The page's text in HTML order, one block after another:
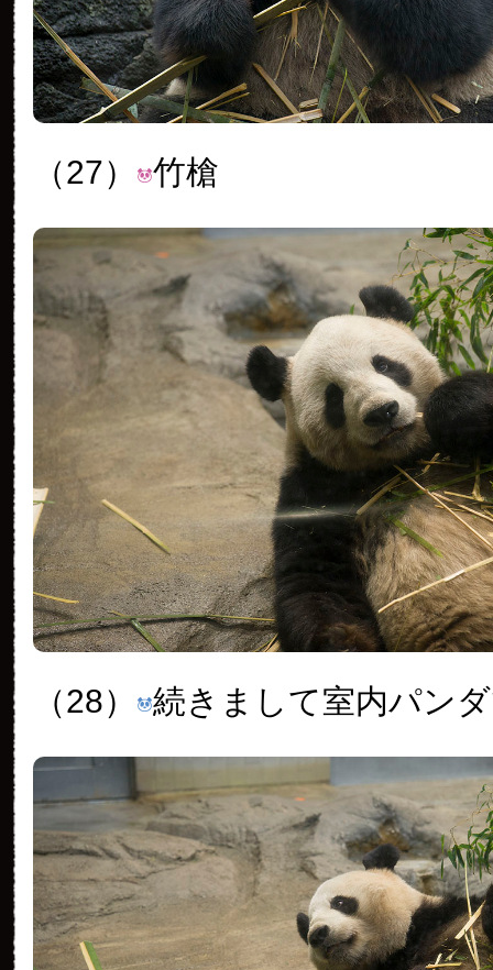
（27） 竹槍
（28） 続きまして室内パン